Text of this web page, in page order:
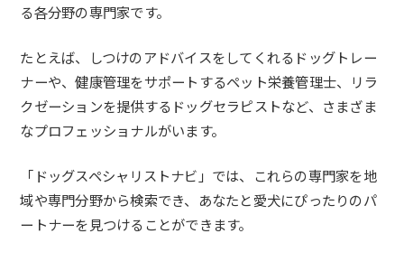
る各分野の専門家です。
たとえば、しつけのアドバイスをしてくれるドッグトレー
ナーや、健康管理をサポートするペット栄養管理士、リラ
クゼーションを提供するドッグセラピストなど、さまざま
なプロフェッショナルがいます。
「ドッグスペシャリストナビ」では、これらの専門家を地
域や専門分野から検索でき、あなたと愛犬にぴったりのパ
ートナーを見つけることができます。